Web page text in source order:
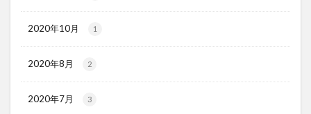
2020年10月 1
2020年8月 2
2020年7月 3